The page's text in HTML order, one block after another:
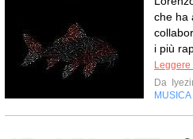
che ha
i più
Da
MUSICA